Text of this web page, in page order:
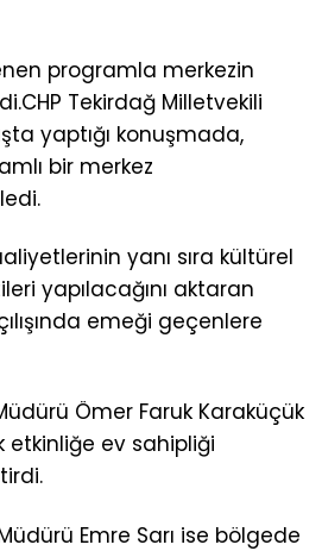
programla merkezin
Tekirdağ Milletvekili
yaptığı konuşmada,
bir merkez
yanı sıra kültürel
yapılacağını aktaran
emeği geçenlere
Ömer Faruk Karaküçük
etkinliğe ev sahipliği
Emre Sarı ise bölgede